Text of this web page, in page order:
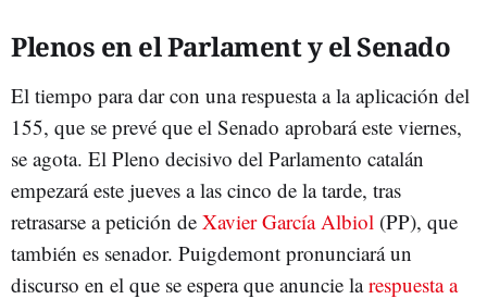
Plenos en el Parlament y el Senado
El tiempo para dar con una respuesta a la aplicación del
155, que se prevé que el Senado aprobará este viernes,
se agota. El Pleno decisivo del Parlamento catalán
empezará este jueves a las cinco de la tarde, tras
retrasarse a petición de Xavier García Albiol (PP), que
también es senador. Puigdemont pronunciará un
discurso en el que se espera que anuncie larespuesta a